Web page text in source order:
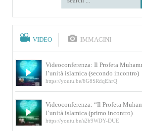
VIDEO IMMAGINI
Videoconferenza: Il Profeta
l’unità islamica (secondo incontro)
https://youtu.be/6G8SRdqEhrQ
Videoconferenza: “Il Profeta
l’unità islamica (primo incontro)
https://youtu.be/s2b9WDY-DUE